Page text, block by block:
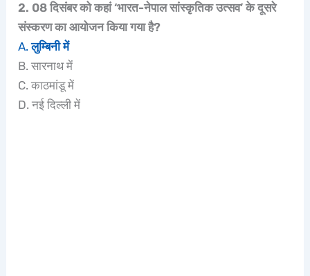
2. 08 दिसंबर को कहां ‘भारत-नेपाल सांस्‍कृतिक उत्‍सव’ के दूसरे
संस्‍करण का आयोजन किया गया है?
A.लुम्बिनी में
B. सारनाथ में
C. काठमांडू में
D. नई दिल्ली में